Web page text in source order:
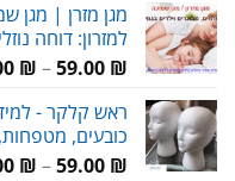
היה:
90.00 ₪.
מגן מזרן | מגן
למזרון: דוחה
59.00 ₪
–
₪
ראש קלקר -
כובעים,
59.00 ₪
–
₪